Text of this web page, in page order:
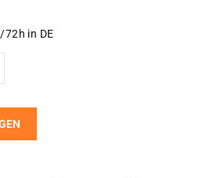
72h in DE